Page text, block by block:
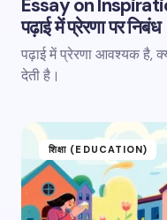
Essay on
पढ़ाई में प्रेरणा पर निबंध
पढ़ाई में प्रेरणा आवश्यक है,
देती है।
शिक्षा (EDUCATION)